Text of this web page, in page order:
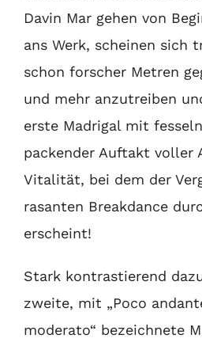
Davin Mar gehen von
ans Werk, scheinen sich
schon forscher Metren
und mehr anzutreiben
erste Madrigal mit
packender Auftakt voller
Vitalität, bei dem der
rasanten Breakdance
erscheint!
Stark kontrastierend
zweite, mit „Poco
moderato“ bezeichnete